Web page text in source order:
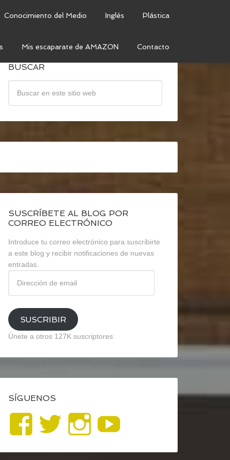
Conocimiento del Medio Inglés Plástica
Mis escaparate de AMAZON Contacto
BUSCAR
SUSCRÍBETE AL BLOG POR
CORREO ELECTRÓNICO
Introduce tu correo electrónico para suscribirte
a este blog y recibir notificaciones de nuevas
entradas.
email
SUSCRIBIR
Únete a otros 127K suscriptores
SÍGUENOS
Ver
perfil
Ver
perfil
Ver
perfil